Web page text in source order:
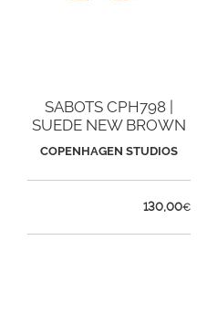
SABOTS CPH798 |
SUEDE NEW BROWN
COPENHAGEN STUDIOS
130,00€